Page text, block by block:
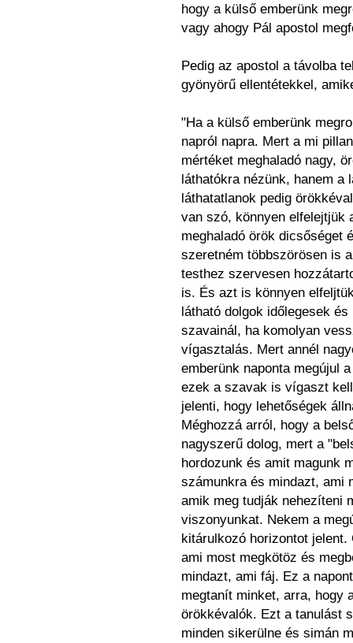
hogy a külső emberünk
vagy ahogy Pál apostol
Pedig az apostol a távolba
gyönyörű ellentétekkel,
"Ha a külső emberünk
napról napra. Mert a mi
mértéket meghaladó nagy,
láthatókra nézünk, hanem a
láthatatlanok pedig
van szó, könnyen elfelejtjük
meghaladó örök dicsőséget
szeretném többszörösen is
testhez szervesen
is. És azt is könnyen
látható dolgok időlegesek
szavainál, ha komolyan
vígasztalás. Mert annél
emberünk naponta megújul
ezek a szavak is vígaszt
jelenti, hogy lehetőségek
Méghozzá arról, hogy a
nagyszerű dolog, mert a
hordozunk és amit magunk
számunkra és mindazt, ami
amik meg tudják nehezíteni
viszonyunkat. Nekem a
kitárulkozó horizontot
ami most megkötöz és
mindazt, ami fáj. Ez a
megtanít minket, arra, hogy
örökkévalók. Ezt a tanulást
minden sikerülne és simán